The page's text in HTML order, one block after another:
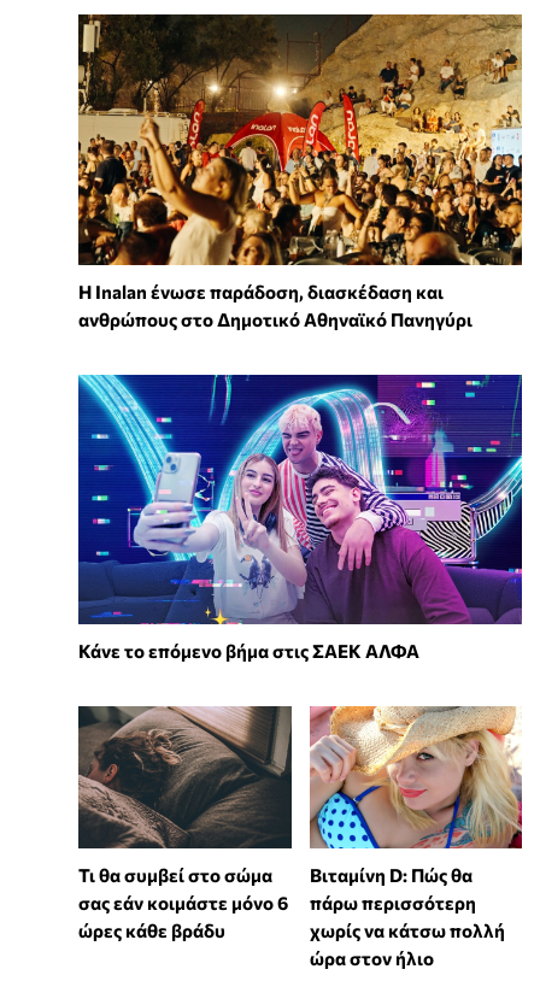
Η Inalan ένωσε παράδοση, διασκέδαση και
ανθρώπους στο Δημοτικό Αθηναϊκό Πανηγύρι
Κάνε το επόμενο βήμα στις ΣΑΕΚ ΑΛΦΑ
Τι θα συμβεί στο σώμα
σας εάν κοιμάστε μόνο 6
ώρες κάθε βράδυ
Βιταμίνη D: Πώς θα
πάρω περισσότερη
χωρίς να κάτσω πολλή
ώρα στον ήλιο